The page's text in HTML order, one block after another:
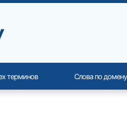
and
терминов Слова по домену